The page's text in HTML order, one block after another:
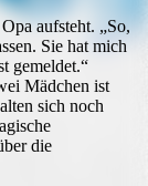
aufsteht. „So,
Sie hat mich
gemeldet.“
Mädchen ist
sich noch
die